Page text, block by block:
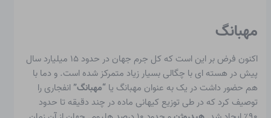
مهبانگ
اکنون فرض بر این است که کل جرم جهان در حدود ۱۵ میلیارد سال
پیش در هسته ای با چگالی بسیار زیاد متمرکز شده است.و دمابا
هم حضور داشت در یک به عنوان مهبانگ یا“مهبانگ” انفجاری را
توصیف کرد که در طی توزیع کیهانی ماده در چند دقیقه تا حدود